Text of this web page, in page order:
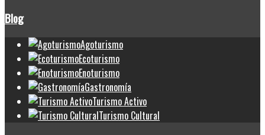
Blog
Agoturismo
Ecoturismo
Enoturismo
Gastronomía
Turismo Activo
Turismo Cultural